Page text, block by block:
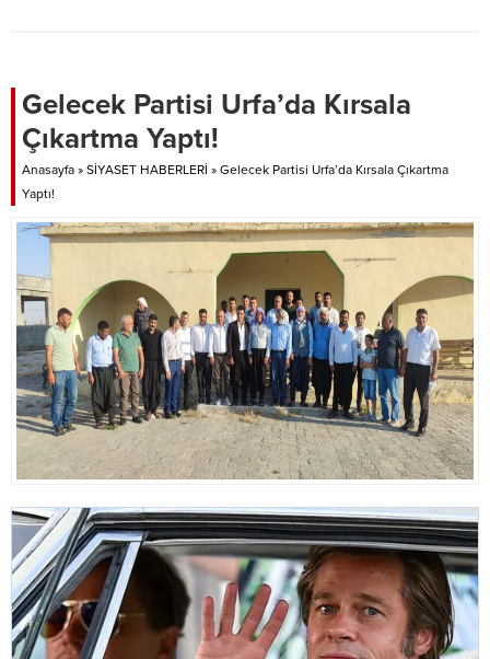
Gelecek Partisi Urfa’da Kırsala
Çıkartma Yaptı!
Anasayfa » SİYASET HABERLERİ » Gelecek Partisi Urfa’da Kırsala Çıkartma
Yaptı!